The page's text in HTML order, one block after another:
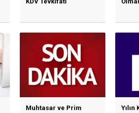
Muhtasar ve Prim
Yılın